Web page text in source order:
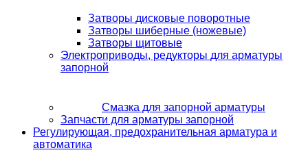
Затворы дисковые поворотные
Затворы шиберные (ножевые)
Затворы щитовые
Электроприводы, редукторы для арматуры
запорной
Смазка для запорной арматуры
Запчасти для арматуры запорной
Регулирующая, предохранительная арматура и
автоматика